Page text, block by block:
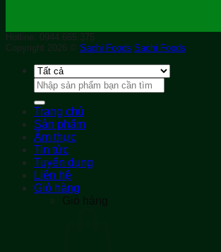
Hotline: 0944.665.375
Copyright 2026 © Sachi Foods Sachi Foods
Tìm
kiếm:
Trang chủ
Sản phẩm
Ẩm thực
Tin tức
Tuyển dụng
Liên hệ
Giỏ hàng
Giỏ hàng